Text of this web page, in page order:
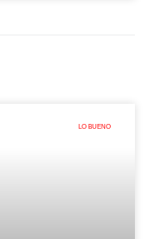
LO BUENO